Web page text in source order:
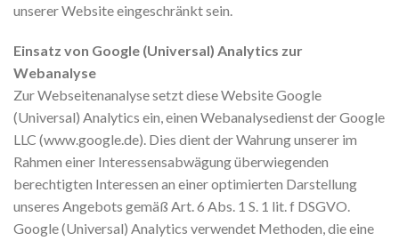
unserer Website eingeschränkt sein.
Einsatz von Google (Universal) Analytics zur
Webanalyse
Zur Webseitenanalyse setzt diese Website Google
(Universal) Analytics ein, einen Webanalysedienst der Google
LLC (www.google.de). Dies dient der Wahrung unserer im
Rahmen einer Interessensabwägung überwiegenden
berechtigten Interessen an einer optimierten Darstellung
unseres Angebots gemäß Art. 6 Abs. 1 S. 1 lit. f DSGVO.
Google (Universal) Analytics verwendet Methoden, die eine